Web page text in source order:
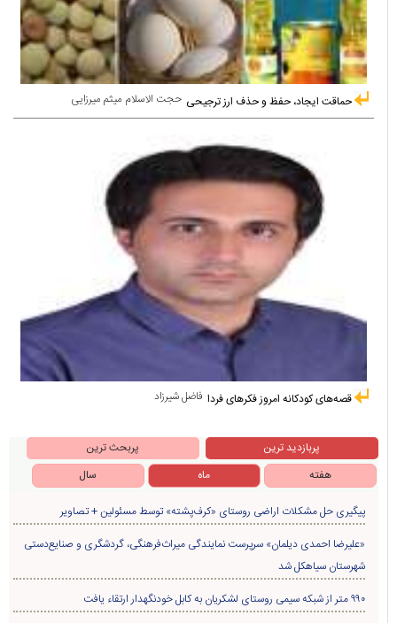
حجت الاسلام میثم میرزایی حماقت ایجاد، حفظ و حذف ارز ترجیحی
فاضل شیرزاد قصه‌های کودکانه امروز فکرهای فردا
پربازدید ترین
پربحث ترین
هفته
ماه سال
پیگیری حل مشکلات اراضی روستای «کرف‌پشته» توسط مسئولین + تصاویر
«علیرضا احمدی دیلمان» سرپرست نمایندگی میراث‌فرهنگی، گردشگری و صنایع‌دستی
شهرستان سیاهکل شد
۹۹۰ متر از شبکه سیمی روستای لشکریان به کابل خودنگهدار ارتقاء یافت